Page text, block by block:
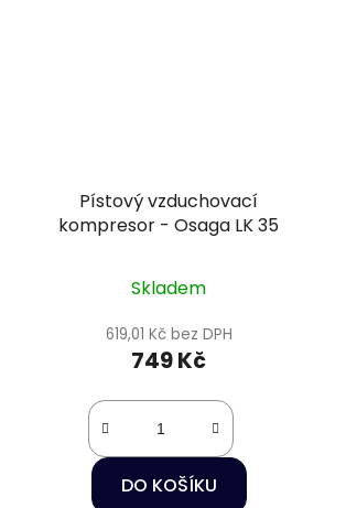
Pístový vzduchovací
kompresor - Osaga LK 35
Skladem
619,01 Kč bez DPH
749 Kč
DO KOŠÍKU